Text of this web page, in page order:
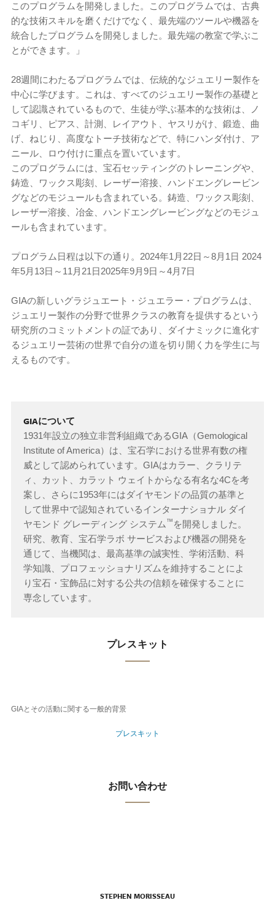
このプログラムを開発しました。このプログラムでは、古典
的な技術スキルを磨くだけでなく、最先端のツールや機器を
統合したプログラムを開発しました。最先端の教室で学ぶこ
とができます。」
28週間にわたるプログラムでは、伝統的なジュエリー製作を
中心に学びます。これは、すべてのジュエリー製作の基礎と
して認識されているもので、生徒が学ぶ基本的な技術は、ノ
コギリ、ピアス、計測、レイアウト、ヤスリがけ、鍛造、曲
げ、ねじり、高度なトーチ技術などで、特にハンダ付け、ア
ニール、ロウ付けに重点を置いています。
このプログラムには、宝石セッティングのトレーニングや、
鋳造、ワックス彫刻、レーザー溶接、ハンドエングレービン
グなどのモジュールも含まれている。鋳造、ワックス彫刻、
レーザー溶接、冶金、ハンドエングレービングなどのモジュ
ールも含まれています。
プログラム日程は以下の通り。2024年1月22日～8月1日 2024
年5月13日～11月21日2025年9月9日～4月7日
GIAの新しいグラジュエート・ジュエラー・プログラムは、
ジュエリー製作の分野で世界クラスの教育を提供するという
研究所のコミットメントの証であり、ダイナミックに進化す
るジュエリー芸術の世界で自分の道を切り開く力を学生に与
えるものです。
GIAについて
1931年設立の独立非営利組織であるGIA（Gemological
Institute of America）は、宝石学における世界有数の権
威として認められています。GIAはカラー、クラリテ
ィ、カット、カラット ウェイトからなる有名な4Cを考
案し、さらに1953年にはダイヤモンドの品質の基準と
して世界中で認知されているインターナショナル ダイ
ヤモンド グレーディング システム ™ を開発しました。
研究、教育、宝石学ラボ サービスおよび機器の開発を
通じて、当機関は、最高基準の誠実性、学術活動、科
学知識、プロフェッショナリズムを維持することによ
り宝石・宝飾品に対する公共の信頼を確保することに
専念しています。
プレスキット
GIAとその活動に関する一般的背景
プレスキット
お問い合わせ
STEPHEN MORISSEAU